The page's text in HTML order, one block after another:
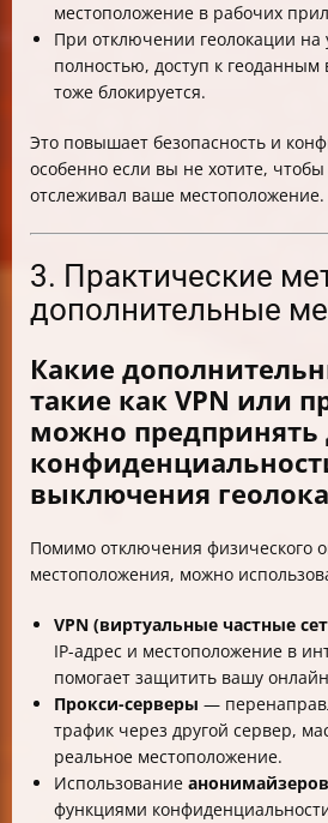
местоположение в рабочих
При отключении геолокации на
полностью, доступ к
тоже блокируется.
Это повышает безопасность и
особенно если вы не хотите, чтобы
отслеживал ваше местоположение.
3. Практические
дополнительные
Какие
такие как VPN или
можно
выключения
Помимо отключения физического
местоположения, можно
VPN (виртуальные частные
IP-адрес и местоположение в
помогает защитить вашу
Прокси-серверы —
трафик через другой сервер,
реальное местоположение.
Использование анонимайзеров
функциями